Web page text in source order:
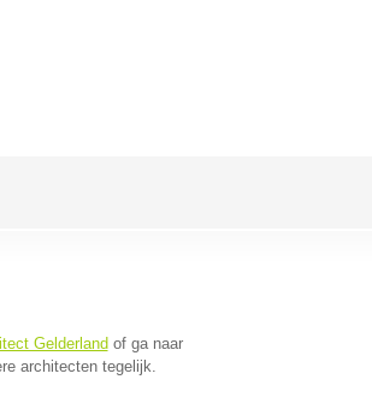
Gelderland of ga naar
architecten tegelijk.